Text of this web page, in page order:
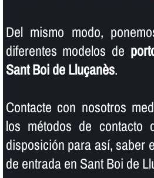
Del mismo modo,
diferentes modelos de
Sant Boi de Lluçanès.
Contacte con nosotros
los métodos de contacto
disposición para así­, saber
de entrada en Sant Boi de